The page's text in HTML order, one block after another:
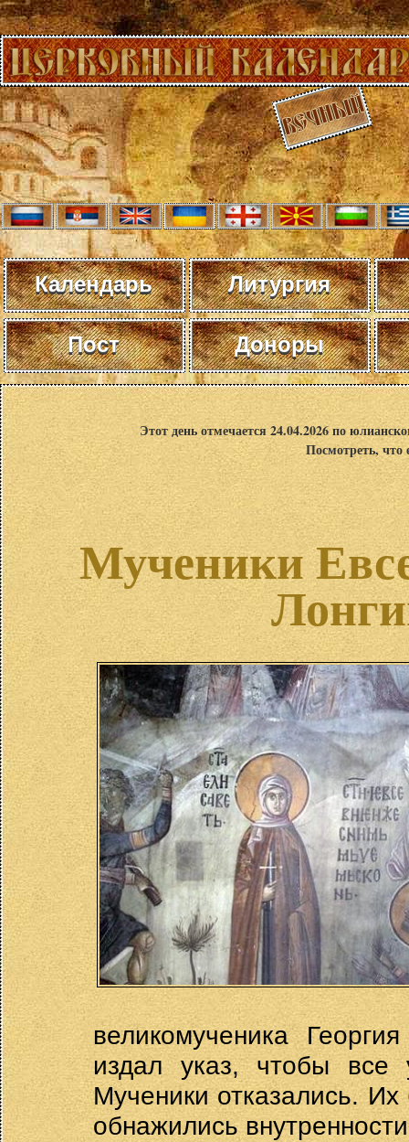
Календарь Литургия
Пост Доноры
Этот день отмечается 24.04.2026 по
Посмотреть,
Мученики
великомученика
издал указ, чтобы все
Мученики отказались.
обнажились